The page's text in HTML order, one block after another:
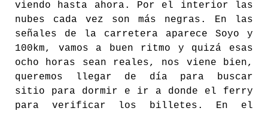
viendo hasta ahora. Por el interior las
nubes cada vez son más negras. En las
señales de la carretera aparece Soyo y
100km, vamos a buen ritmo y quizá esas
ocho horas sean reales, nos viene bien,
queremos llegar de día para buscar
sitio para dormir e ir a donde el ferry
para verificar los billetes. En el